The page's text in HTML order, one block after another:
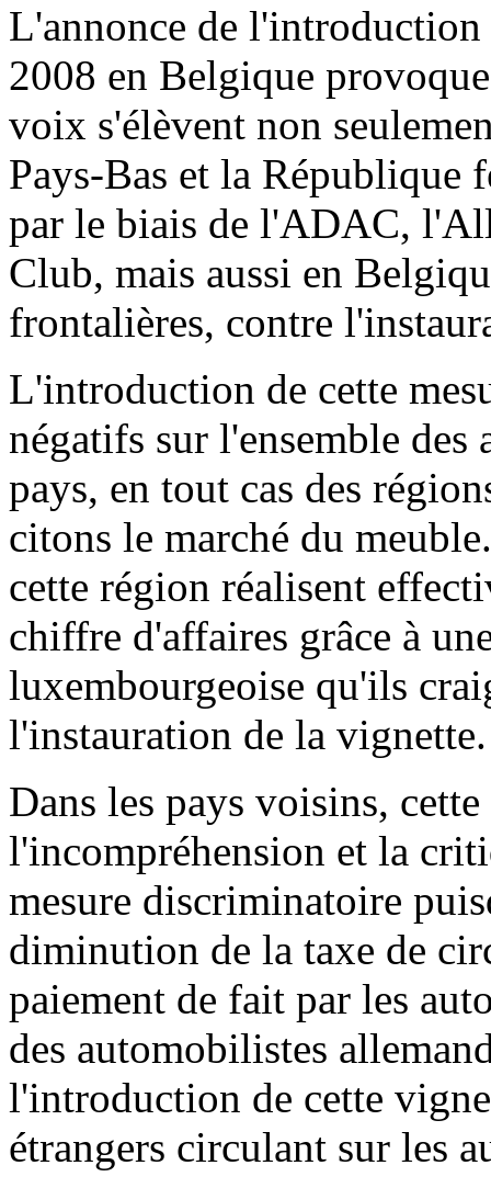
L'annonce de
2008 en Belgique
voix s'élèvent non
Pays-Bas et la République
par le biais de l'ADAC,
Club, mais aussi en
frontalières, contre
L'introduction de cette
négatifs sur l'ensemble
pays, en tout cas des
citons le marché du
cette région réalisent
chiffre d'affaires grâce à
luxembourgeoise qu'ils
l'instauration de la vignette.
Dans les pays voisins,
l'incompréhension et la
mesure discriminatoire
diminution de la taxe de
paiement de fait par les
des automobilistes
l'introduction de cette
étrangers circulant sur les